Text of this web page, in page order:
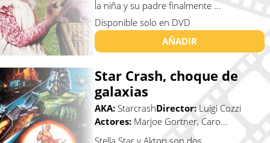
la niña y su padre finalmente ...
Disponible solo en DVD
AÑADIR
Star Crash, choque de
galaxias
AKA: StarcrashDirector: Luigi Cozzi
Actores: Marjoe Gortner, Caro...